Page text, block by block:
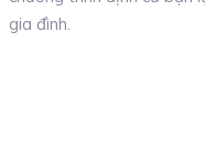
gia đình.